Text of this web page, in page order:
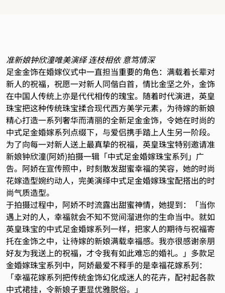
准新娘钟欣潼唯美演绎 连枝相依 意笃情深
足金金饰在婚嫁仪式中一直担当重要的角色：满载着长辈对
新人的祝福，祝愿一对新人同偕白首，情比金坚之外，金饰
在中国人传统上亦是代代相传的瑰宝。随着时代演进，英皇
珠宝把这种传统珠宝揉合现代西方美学元素，为待嫁的新娘
精心打造一系列奢华而清丽的全新足金金饰，令她在时尚的
中式足金婚嫁系列点缀下，与爱侣携手踏上人生另一阶段。
为了向每一对新人送上最真挚的祝福，英皇珠宝特别邀请准
新娘钟欣潼(阿娇)拍摄一辑「中式足金婚嫁珠宝系列」广
告。阿娇在宣传照中，时刻散发甜蜜幸福的笑容，她的时尚
花嫁造型婉约动人，完美演绎中式足金婚嫁珠宝配搭出的时
尚气质造型。
于拍摄过程中，阿娇不时流露出甜蜜神情，她提到：「当你
遇上对的人，幸福就会不知不觉间溜进你的生命当中。就如
英皇珠宝的中式足金婚嫁系列一样，把家人的期待与祝福寄
托在金饰之中，让待嫁的新娘满载幸福感。我亦很感谢亲朋
好友为我送上的祝福，才令我有如此难忘的婚礼。」多款足
金婚嫁珠宝系列中，阿娇最爱不释手的是幸福花嫁系列：
「幸福花嫁系列把传统金饰幻化成迷人的花卉，配衬起各款
中式裙挂，令新娘子更显优雅脱俗。」